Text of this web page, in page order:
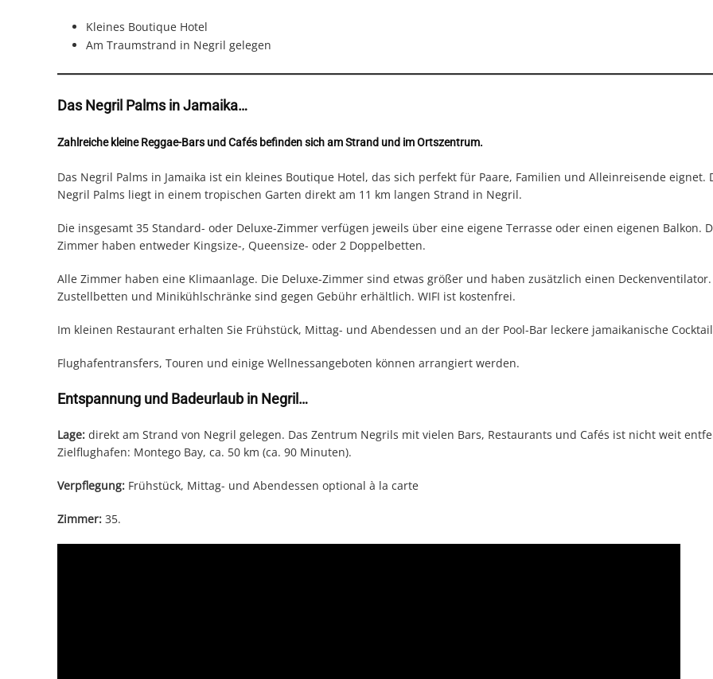
Kleines Boutique Hotel
Am Traumstrand in Negril gelegen
Das Negril Palms in Jamaika…
Zahlreiche kleine Reggae-Bars und Cafés befinden sich am Strand und im Ortszentrum.
Das Negril Palms in Jamaika ist ein kleines Boutique Hotel, das sich perfekt für Paare, Familien und Alleinreisende eignet.
Negril Palms liegt in einem tropischen Garten direkt am 11 km langen Strand in Negril.
Die insgesamt 35 Standard- oder Deluxe-Zimmer verfügen jeweils über eine eigene Terrasse oder einen eigenen Balkon.
Zimmer haben entweder Kingsize-, Queensize- oder 2 Doppelbetten.
Alle Zimmer haben eine Klimaanlage. Die Deluxe-Zimmer sind etwas größer und haben zusätzlich einen Deckenventilator.
Zustellbetten und Minikühlschränke sind gegen Gebühr erhältlich. WIFI ist kostenfrei.
Im kleinen Restaurant erhalten Sie Frühstück, Mittag- und Abendessen und an der Pool-Bar leckere jamaikanische
Flughafentransfers, Touren und einige Wellnessangeboten können arrangiert werden.
Entspannung und Badeurlaub in Negril…
Lage: direkt am Strand von Negril gelegen. Das Zentrum Negrils mit vielen Bars, Restaurants und Cafés ist nicht weit
Zielflughafen: Montego Bay, ca. 50 km (ca. 90 Minuten).
Verpflegung: Frühstück, Mittag- und Abendessen optional à la carte
Zimmer: 35.